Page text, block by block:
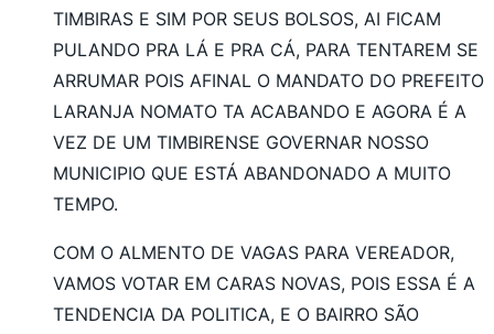
TIMBIRAS E SIM POR SEUS BOLSOS, AI FICAM
PULANDO PRA LÁ E PRA CÁ, PARA TENTAREM SE
ARRUMAR POIS AFINAL O MANDATO DO PREFEITO
LARANJA NOMATO TA ACABANDO E AGORA É A
VEZ DE UM TIMBIRENSE GOVERNAR NOSSO
MUNICIPIO QUE ESTÁ ABANDONADO A MUITO
TEMPO.
COM O ALMENTO DE VAGAS PARA VEREADOR,
VAMOS VOTAR EM CARAS NOVAS, POIS ESSA É A
TENDENCIA DA POLITICA, E O BAIRRO SÃO